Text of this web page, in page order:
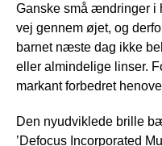
Ganske små ændringer i
vej gennem øjet, og
barnet næste dag ikke
eller almindelige linser.
markant forbedret
Den nyudviklede brille
’Defocus Incorporated